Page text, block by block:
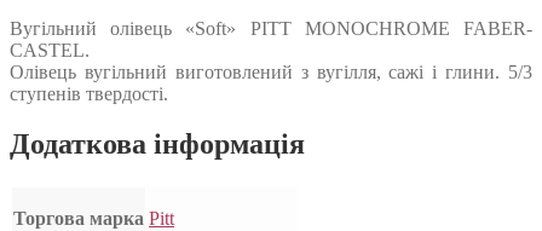
Вугільний олівець «Soft» PITT MONOCHROME FABER-
CASTEL.
Олівець вугільний виготовлений з вугілля, сажі і глини. 5/3
ступенів твердості.
Додаткова інформація
Торгова марка Pitt